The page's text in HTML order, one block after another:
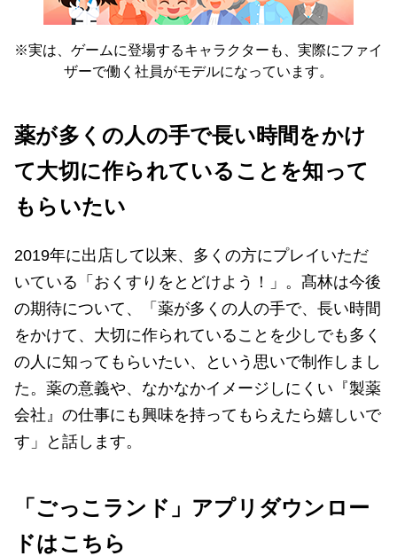
※実は、ゲームに登場するキャラクターも、実際にファイ
ザーで働く社員がモデルになっています。
薬が多くの人の手で長い時間をかけ
て大切に作られていることを知って
もらいたい
2019年に出店して以来、多くの方にプレイいただ
いている「おくすりをとどけよう！」。髙林は今後
の期待について、「薬が多くの人の手で、長い時間
をかけて、大切に作られていることを少しでも多く
の人に知ってもらいたい、という思いで制作しまし
た。薬の意義や、なかなかイメージしにくい『製薬
会社』の仕事にも興味を持ってもらえたら嬉しいで
す」と話します。
「ごっこランド」アプリダウンロー
ドはこちら